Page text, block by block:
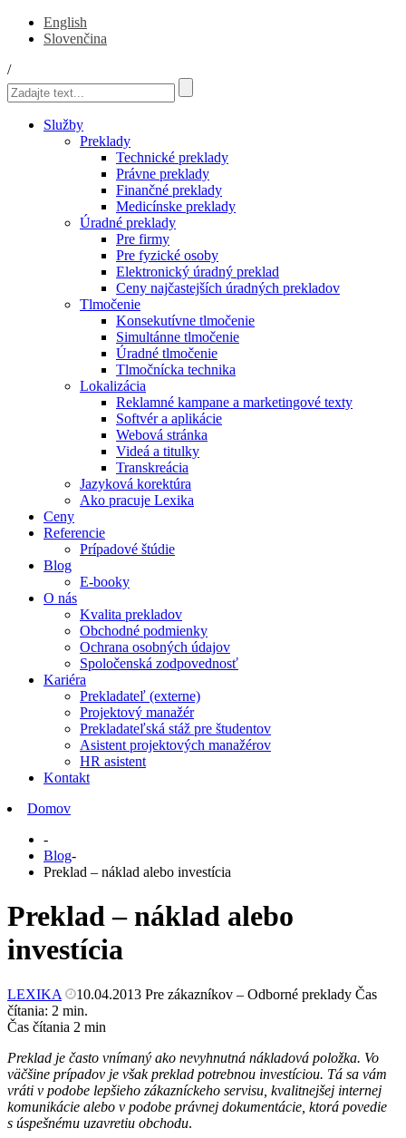
English
Slovenčina
/
Služby
Preklady
Technické preklady
Právne preklady
Finančné preklady
Medicínske preklady
Úradné preklady
Pre firmy
Pre fyzické osoby
Elektronický úradný preklad
Ceny najčastejších úradných prekladov
Tlmočenie
Konsekutívne tlmočenie
Simultánne tlmočenie
Úradné tlmočenie
Tlmočnícka technika
Lokalizácia
Reklamné kampane a marketingové texty
Softvér a aplikácie
Webová stránka
Videá a titulky
Transkreácia
Jazyková korektúra
Ako pracuje Lexika
Ceny
Referencie
Prípadové štúdie
Blog
E-booky
O nás
Kvalita prekladov
Obchodné podmienky
Ochrana osobných údajov
Spoločenská zodpovednosť
Kariéra
Prekladateľ (externe)
Projektový manažér
Prekladateľská stáž pre študentov
Asistent projektových manažérov
HR asistent
Kontakt
Domov
-
Blog-
Preklad – náklad alebo investícia
Preklad – náklad alebo
investícia
LEXIKA 10.04.2013 Pre zákazníkov – Odborné preklady Čas
čítania: 2 min.
Čas čítania 2 min
Preklad je často vnímaný ako nevyhnutná nákladová položka. Vo
väčšine prípadov je však preklad potrebnou investíciou. Tá sa vám
vráti v podobe lepšieho zákazníckeho servisu, kvalitnejšej internej
komunikácie alebo v podobe právnej dokumentácie, ktorá povedie
s úspešnému uzavretiu obchodu.